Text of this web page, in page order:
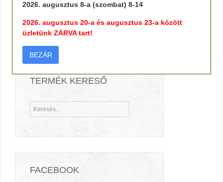
TERMÉK KERESŐ
FACEBOOK
2026. augusztus 8-a (szombat) 8-14
2026. augusztus 20-a és augusztus 23-a között
üzletünk ZÁRVA tart!
BEZÁR